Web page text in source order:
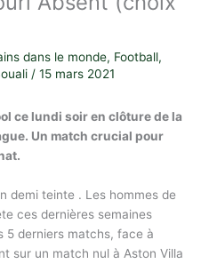
dans le monde, Football,
/ 15 mars 2021
ce lundi soir en clôture de la
Un match crucial pour
demi teinte . Les hommes de
ces dernières semaines
5 derniers matchs, face à
sur un match nul à Aston Villa